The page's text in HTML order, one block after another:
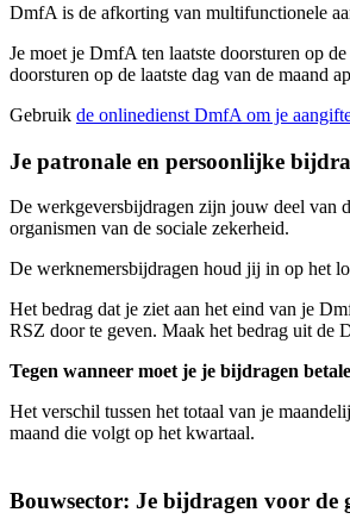
DmfA is de afkorting van multifunctionele
Je moet je DmfA ten laatste doorsturen op
doorsturen op de laatste dag van de maand
Gebruik de onlinedienst DmfA om je
Je patronale en persoonlijke
De werkgeversbijdragen zijn jouw deel van
organismen van de sociale zekerheid.
De werknemersbijdragen houd jij in op het
Het bedrag dat je ziet aan het eind van je
RSZ door te geven. Maak het bedrag uit de
Tegen wanneer moet je je bijdragen
Het verschil tussen het totaal van je
maand die volgt op het kwartaal.
Bouwsector: Je bijdragen voor de